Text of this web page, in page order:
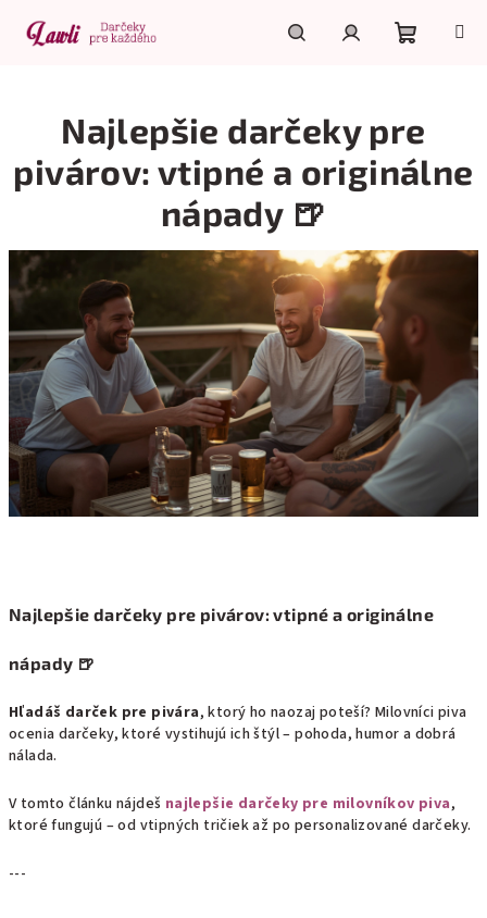
obsah
košík
Najlepšie darčeky pre
pivárov: vtipné a originálne
nápady 🍺
Najlepšie darčeky pre pivárov: vtipné a originálne
nápady 🍺
Hľadáš darček pre pivára, ktorý ho naozaj poteší? Milovníci piva
ocenia darčeky, ktoré vystihujú ich štýl – pohoda, humor a dobrá
nálada.
V tomto článku nájdeš najlepšie darčeky pre milovníkov piva,
ktoré fungujú – od vtipných tričiek až po personalizované darčeky.
---